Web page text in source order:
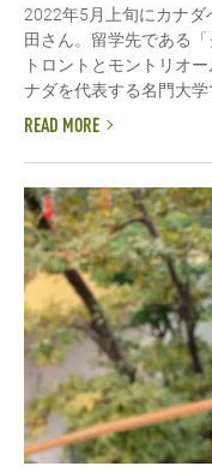
2022年5月上旬にカナ
田さん。留学先である
トロントとモントリオ
ナダを代表する名門大学
READ MORE